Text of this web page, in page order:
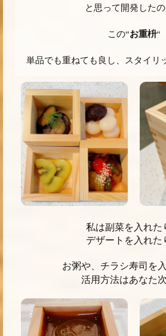
と思って開発したの
この“お重枡“
単品でも重ねても良し、スタイリ
私は副菜を入れた
デザートを入れた
お粥や、チラシ寿司を入
活用方法はあなた次